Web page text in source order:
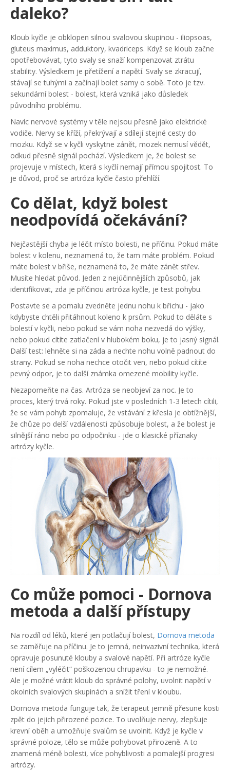
daleko?
Kloub kyčle je obklopen silnou svalovou skupinou - iliopsoas,
gluteus maximus, adduktory, kvadriceps. Když se kloub začne
opotřebovávat, tyto svaly se snaží kompenzovat ztrátu
stability. Výsledkem je přetížení a napětí. Svaly se zkracují,
stávají se tuhými a začínají bolet samy o sobě. Toto je tzv.
sekundární bolest - bolest, která vzniká jako důsledek
původního problému.
Navíc nervové systémy v těle nejsou přesně jako elektrické
vodiče. Nervy se kříží, překrývají a sdílejí stejné cesty do
mozku. Když se v kyčli vyskytne zánět, mozek nemusí vědět,
odkud přesně signál pochází. Výsledkem je, že bolest se
projevuje v místech, která s kyčlí nemají přímou spojitost. To
je důvod, proč se artróza kyčle často přehlíží.
Co dělat, když bolest
neodpovídá očekávání?
Nejčastější chyba je léčit místo bolesti, ne příčinu. Pokud máte
bolest v kolenu, neznamená to, že tam máte problém. Pokud
máte bolest v břiše, neznamená to, že máte zánět střev.
Musíte hledat původ. Jeden z nejúčinnějších způsobů, jak
identifikovat, zda je příčinou artróza kyčle, je test pohybu.
Postavte se a pomalu zvedněte jednu nohu k břichu - jako
kdybyste chtěli přitáhnout koleno k prsům. Pokud to děláte s
bolestí v kyčli, nebo pokud se vám noha nezvedá do výšky,
nebo pokud cítíte zatlačení v hlubokém boku, je to jasný signál.
Další test: lehněte si na záda a nechte nohu volně padnout do
strany. Pokud se noha nechce otočit ven, nebo pokud cítíte
pevný odpor, je to další známka omezené mobility kyčle.
Nezapomeňte na čas. Artróza se neobjeví za noc. Je to
proces, který trvá roky. Pokud jste v posledních 1-3 letech cítili,
že se vám pohyb zpomaluje, že vstávání z křesla je obtížnější,
že chůze po delší vzdálenosti způsobuje bolest, a že bolest je
silnější ráno nebo po odpočinku - jde o klasické příznaky
artrózy kyčle.
Co může pomoci - Dornova
metoda a další přístupy
Na rozdíl od léků, které jen potlačují bolest, Dornova metoda
se zaměřuje na příčinu. Je to jemná, neinvazivní technika, která
opravuje posunuté klouby a svalové napětí. Při artróze kyčle
není cílem „vyléčit“ poškozenou chrupavku - to je nemožné.
Ale je možné vrátit kloub do správné polohy, uvolnit napětí v
okolních svalových skupinách a snížit tření v kloubu.
Dornova metoda funguje tak, že terapeut jemně přesune kosti
zpět do jejich přirozené pozice. To uvolňuje nervy, zlepšuje
krevní oběh a umožňuje svalům se uvolnit. Když je kyčle v
správné poloze, tělo se může pohybovat přirozeně. A to
znamená méně bolesti, více pohyblivosti a pomalejší progresi
artrózy.